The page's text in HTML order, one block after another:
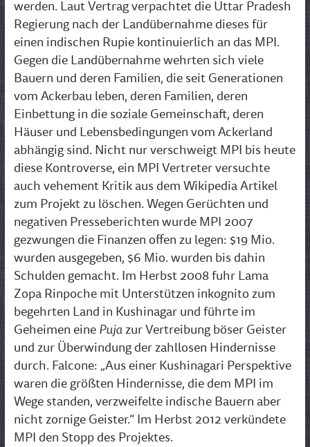
werden. Laut Vertrag verpachtet die Uttar Pradesh
Regierung nach der Landübernahme dieses für
einen indischen Rupie kontinuierlich an das MPI.
Gegen die Landübernahme wehrten sich viele
Bauern und deren Familien, die seit Generationen
vom Ackerbau leben, deren Familien, deren
Einbettung in die soziale Gemeinschaft, deren
Häuser und Lebensbedingungen vom Ackerland
abhängig sind. Nicht nur verschweigt MPI bis heute
diese Kontroverse, ein MPI Vertreter versuchte
auch vehement Kritik aus dem Wikipedia Artikel
zum Projekt zu löschen. Wegen Gerüchten und
negativen Presseberichten wurde MPI 2007
gezwungen die Finanzen offen zu legen: $19 Mio.
wurden ausgegeben, $6 Mio. wurden bis dahin
Schulden gemacht. Im Herbst 2008 fuhr Lama
Zopa Rinpoche mit Unterstützen inkognito zum
begehrten Land in Kushinagar und führte im
Geheimen einePujazur Vertreibung böser Geister
und zur Überwindung der zahllosen Hindernisse
durch. Falcone: „Aus einer Kushinagari Perspektive
waren die größten Hindernisse, die dem MPI im
Wege standen, verzweifelte indische Bauern aber
nicht zornige Geister.“ Im Herbst 2012 verkündete
MPI den Stopp des Projektes.